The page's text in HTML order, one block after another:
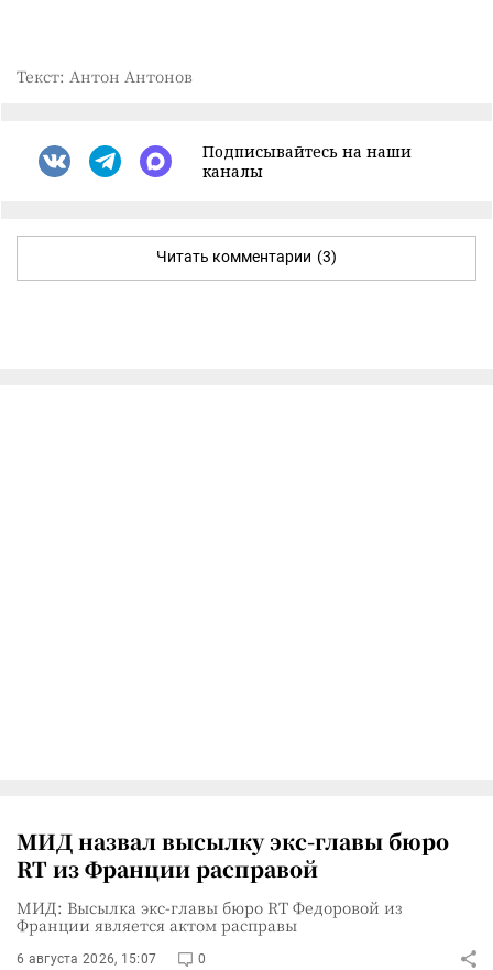
Текст: Антон Антонов
Подписывайтесь на наши
каналы
Читать комментарии (3)
МИД назвал высылку экс-главы бюро
RT из Франции расправой
МИД: Высылка экс-главы бюро RT Федоровой из
Франции является актом расправы
6 августа 2026, 15:07 0